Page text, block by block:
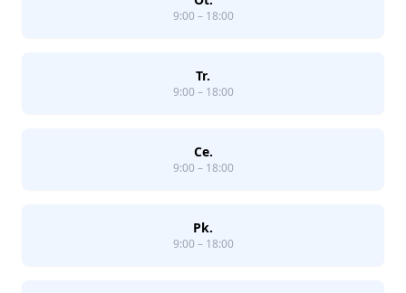
9:00 – 18:00
Tr.
9:00 – 18:00
Ce.
9:00 – 18:00
Pk.
9:00 – 18:00